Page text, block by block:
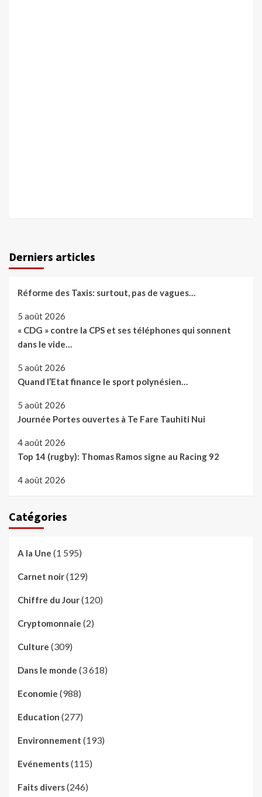
Derniers articles
Réforme des Taxis: surtout, pas de vagues…
5 août 2026
« CDG » contre la CPS et ses téléphones qui sonnent
dans le vide…
5 août 2026
Quand l’Etat finance le sport polynésien…
5 août 2026
Journée Portes ouvertes à Te Fare Tauhiti Nui
4 août 2026
Top 14 (rugby): Thomas Ramos signe au Racing 92
4 août 2026
Catégories
A la Une (1 595)
Carnet noir(129)
Chiffre du Jour(120)
Cryptomonnaie (2)
Culture (309)
Dans le monde (3 618)
Economie (988)
Education (277)
Environnement (193)
Evénements(115)
Faits divers(246)